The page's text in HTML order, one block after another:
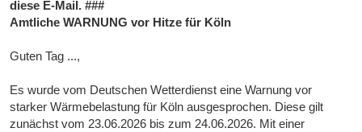
diese E-Mail. ###
Amtliche WARNUNG vor Hitze für Köln
Guten Tag ...,
Es wurde vom Deutschen Wetterdienst eine Warnung vor
starker Wärmebelastung für Köln ausgesprochen. Diese gilt
zunächst vom 23.06.2026 bis zum 24.06.2026. Mit einer